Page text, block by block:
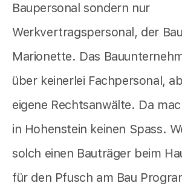
Baupersonal sondern nur
Werkvertragspersonal, der
Marionette. Das
über keinerlei Fachpersonal,
eigene Rechtsanwälte. Da
in Hohenstein keinen Spass.
solch einen Bauträger beim
für den Pfusch am Bau